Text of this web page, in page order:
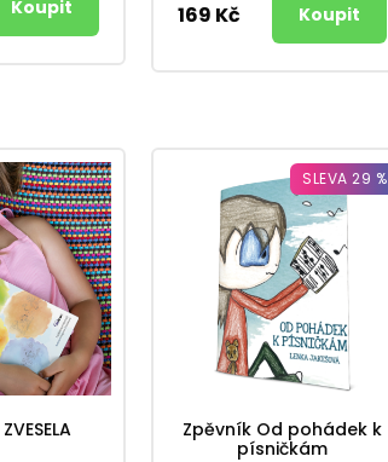
169 Kč
SLEVA 29 %
Zpěvník Od pohádek k
písničkám